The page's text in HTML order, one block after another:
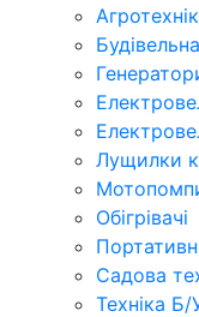
Лущилки
Обігрівачі
Садова
Техніка Б/